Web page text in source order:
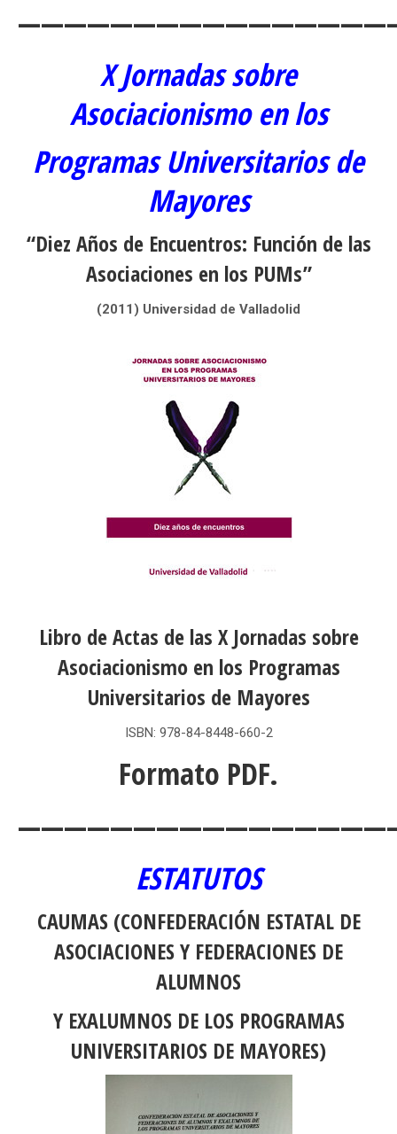
X Jornadas sobre
Asociacionismo en los
Programas Universitarios de
Mayores
“Diez Años de Encuentros: Función de las
Asociaciones en los PUMs”
(2011) Universidad de Valladolid
Libro de Actas de las X Jornadas sobre
Asociacionismo en los Programas
Universitarios de Mayores
ISBN: 978-84-8448-660-2
Formato PDF.
ESTATUTOS
CAUMAS (CONFEDERACIÓN ESTATAL DE
ASOCIACIONES Y FEDERACIONES DE
ALUMNOS
Y EXALUMNOS DE LOS PROGRAMAS
UNIVERSITARIOS DE MAYORES)